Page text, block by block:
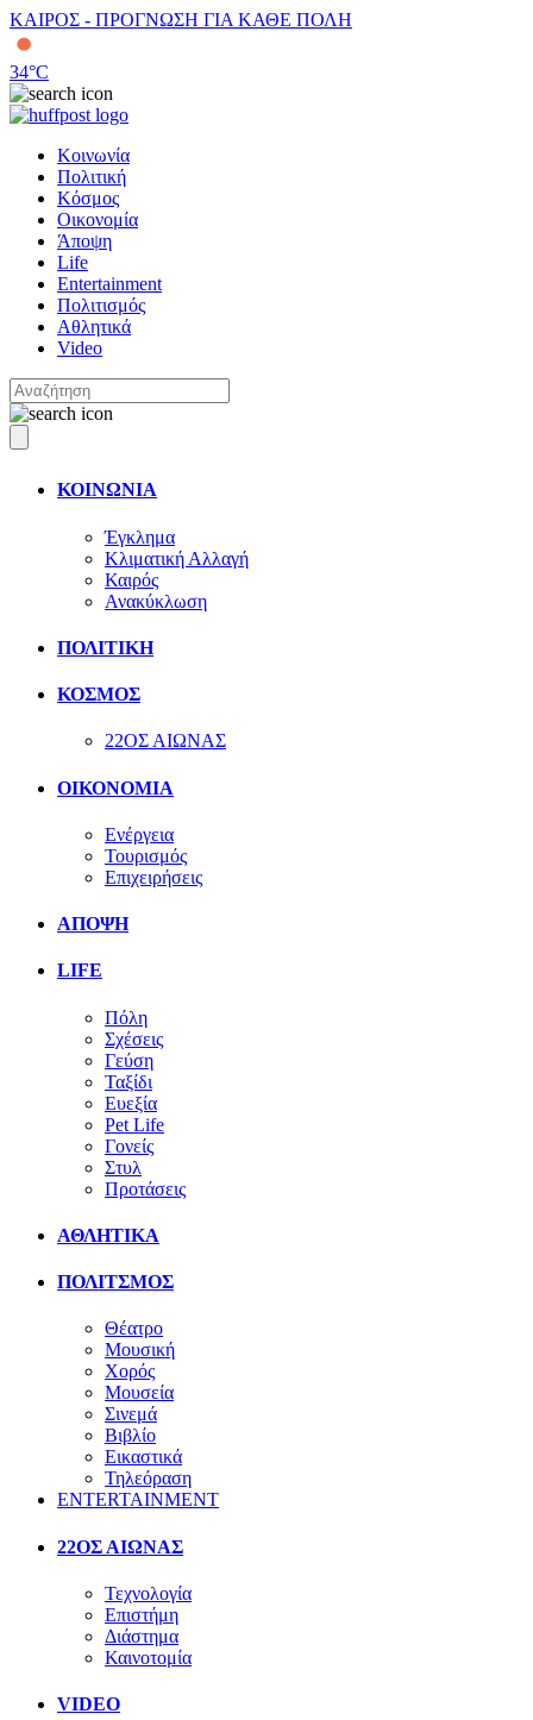
ΚΑΙΡΟΣ - ΠΡΟΓΝΩΣΗ ΓΙΑ ΚΑΘΕ ΠΟΛΗ
34°C
Κοινωνία
Πολιτική
Κόσμος
Οικονομία
Άποψη
Life
Entertainment
Πολιτισμός
Αθλητικά
Video
ΚΟΙΝΩΝΙΑ
Έγκλημα
Κλιματική Αλλαγή
Καιρός
Ανακύκλωση
ΠΟΛΙΤΙΚΗ
ΚΟΣΜΟΣ
22ΟΣ ΑΙΩΝΑΣ
ΟΙΚΟΝΟΜΙΑ
Ενέργεια
Τουρισμός
Επιχειρήσεις
ΑΠΟΨΗ
LIFE
Πόλη
Σχέσεις
Γεύση
Ταξίδι
Ευεξία
Pet Life
Γονείς
Στυλ
Προτάσεις
ΑΘΛΗΤΙΚΑ
ΠΟΛΙΤΣΜΟΣ
Θέατρο
Μουσική
Χορός
Μουσεία
Σινεμά
Βιβλίο
Εικαστικά
Τηλεόραση
ENTERTAINMENT
22ΟΣ ΑΙΩΝΑΣ
Τεχνολογία
Επιστήμη
Διάστημα
Καινοτομία
VIDEO